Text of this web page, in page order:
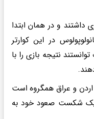
داشتند و در همان ابتدا
در این کوارتر
نتیجه بازی را با
اردن و عراق همگروه است
یک شکست صعود خود به